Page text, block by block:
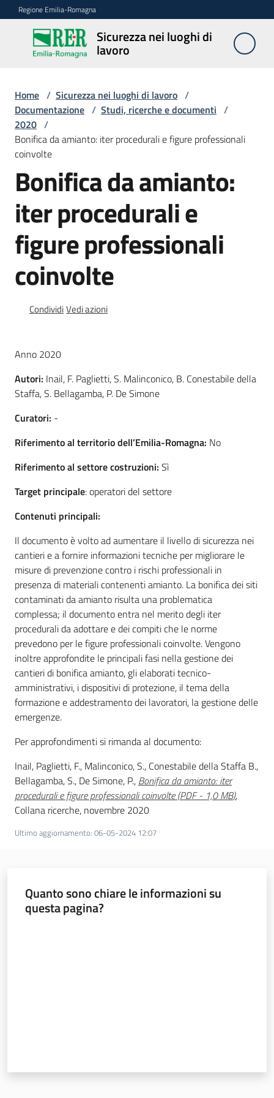
Vai al contenuto
Vai alla navigazione
Vai al footer
Regione Emilia-Romagna
Sicurezza nei luoghi di
lavoro
Sicurezza
nei
lavoro
Notizie
Sicurezza
nelle
costruzioni
Coordinamento
prevenzione
e
per
la
sicurezza
Ambiti
INAIL
Regione
Emilia-
Romagna
Regione
Novità
Servizi
Leggi Atti Bandi
Argomenti
Home / Sicurezza nei luoghi di lavoro /
Documentazione / Studi, ricerche e documenti /
2020 /
Bonifica da amianto: iter procedurali e figure professionali
coinvolte
Bonifica da amianto:
iter procedurali e
figure professionali
coinvolte
CondividiVedi azioni
Anno 2020
Autori: Inail, F. Paglietti, S. Malinconico, B. Conestabile della
Staffa, S. Bellagamba, P. De Simone
Curatori: -
Riferimento al territorio dell’Emilia-Romagna: No
Riferimento al settore costruzioni: Sì
Target principale: operatori del settore
Contenuti principali:
Il documento è volto ad aumentare il livello di sicurezza nei
cantieri e a fornire informazioni tecniche per migliorare le
misure di prevenzione contro i rischi professionali in
presenza di materiali contenenti amianto. La bonifica dei siti
contaminati da amianto risulta una problematica
complessa; il documento entra nel merito degli iter
procedurali da adottare e dei compiti che le norme
prevedono per le figure professionali coinvolte. Vengono
inoltre approfondite le principali fasi nella gestione dei
cantieri di bonifica amianto, gli elaborati tecnico-
amministrativi, i dispositivi di protezione, il tema della
formazione e addestramento dei lavoratori, la gestione delle
emergenze.
Per approfondimenti si rimanda al documento:
Inail, Paglietti, F., Malinconico, S., Conestabile della Staffa B.,
Bellagamba, S., De Simone, P., Bonifica da amianto: iter
procedurali e figure professionali coinvolte(PDF- 1,0 MB),
Collana ricerche, novembre 2020
Ultimo aggiornamento: 06-05-2024 12:07
Quanto sono chiare le informazioni su
questa pagina?